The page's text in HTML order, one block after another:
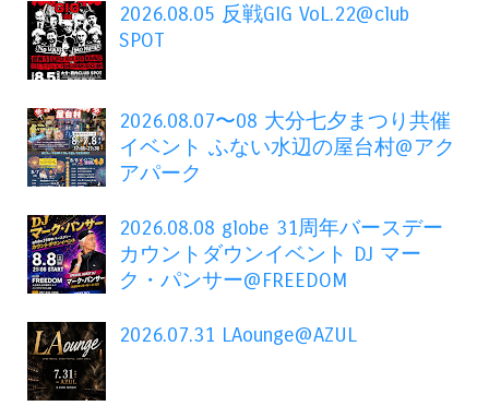
2026.08.05 反戦GIG VoL.22@club
SPOT
2026.08.07〜08 大分七夕まつり共催
イベント ふない水辺の屋台村@アク
アパーク
2026.08.08 globe 31周年バースデー
カウントダウンイベント DJ マー
ク・パンサー@FREEDOM
2026.07.31 LAounge@AZUL